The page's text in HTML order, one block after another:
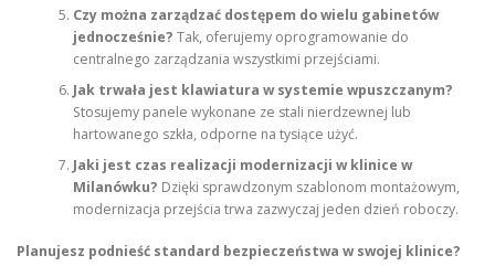
Czy można zarządzać dostępem do wielu gabinetów
jednocześnie? Tak, oferujemy oprogramowanie do
centralnego zarządzania wszystkimi przejściami.
Jak trwała jest klawiatura w systemie wpuszczanym?
Stosujemy panele wykonane ze stali nierdzewnej lub
hartowanego szkła, odporne na tysiące użyć.
Jaki jest czas realizacji modernizacji w klinice w
Milanówku? Dzięki sprawdzonym szablonom montażowym,
modernizacja przejścia trwa zazwyczaj jeden dzień roboczy.
Planujesz podnieść standard bezpieczeństwa w swojej klinice?